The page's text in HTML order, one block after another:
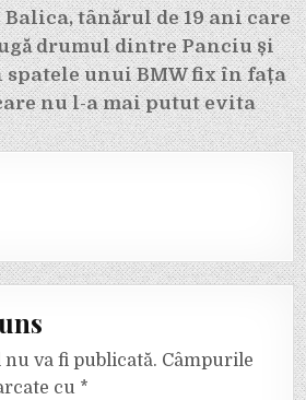
tânărul de 19 ani care
drumul dintre Panciu și
unui BMW fix în fața
nu l-a mai putut evita
nu va fi publicată. Câmpurile
cu *